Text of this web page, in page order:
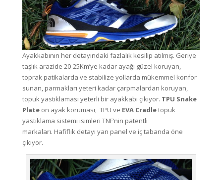
Ayakkabının her detayındaki fazlalık kesilip atılmış. Geriye
taşlık arazide 20-25Km’ye kadar ayağı güzel koruyan,
toprak patikalarda ve stabilize yollarda mükemmel konfor
sunan, parmakları yeteri kadar çarpmalardan koruyan,
topuk yastıklaması yeterli bir ayakkabı çıkıyor. TPU Snake
Plateön ayak koruması, TPU ve EVA Cradletopuk
yastıklama sistemi isimleri TNF’nin patentli
markaları. Hafiflik detayı yan panel ve iç tabanda öne
çıkıyor.